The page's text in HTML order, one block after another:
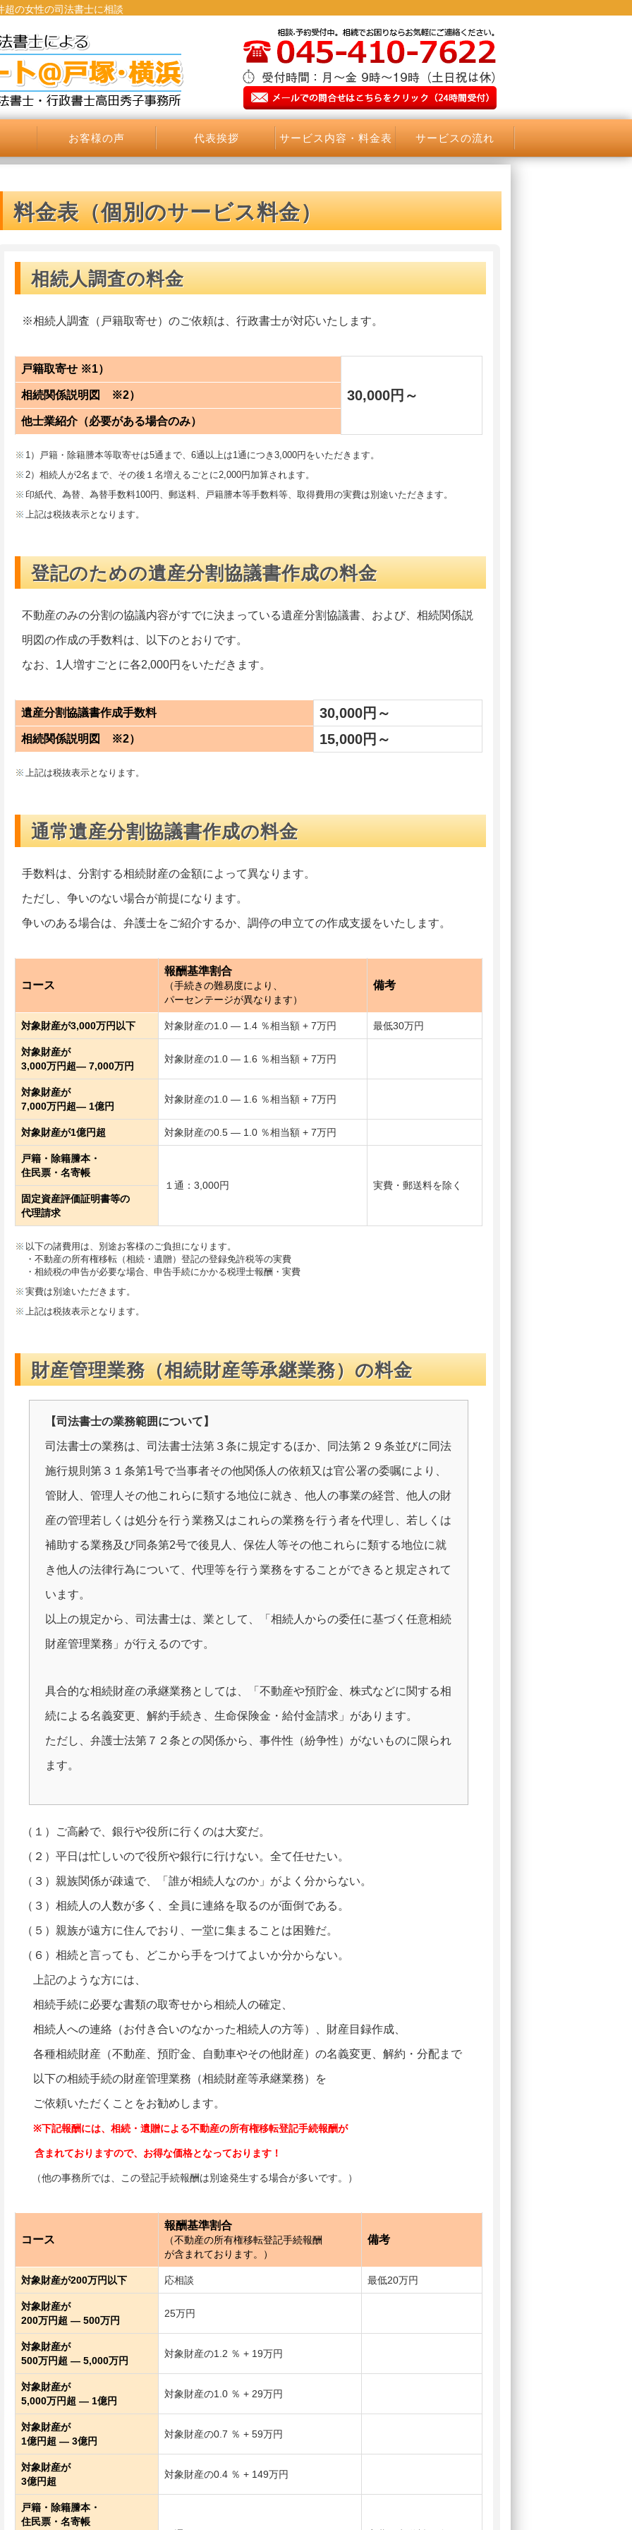
の女性の司法書士に相談
お客様の声 代表挨拶 サービス内容・料金表 サービスの流れ
料金表（個別のサービス料金）
相続人調査の料金
※相続人調査（戸籍取寄せ）のご依頼は、行政書士が対応いたします。
戸籍取寄せ ※1）
30,000円～
相続関係説明図 ※2）
他士業紹介（必要がある場合のみ）
1）戸籍・除籍謄本等取寄せは5通まで、6通以上は1通につき3,000円をいただきます。
2）相続人が2名まで、その後１名増えるごとに2,000円加算されます。
印紙代、為替、為替手数料100円、郵送料、戸籍謄本等手数料等、取得費用の実費は別途いただきます。
上記は税抜表示となります。
登記のための遺産分割協議書作成の料金
不動産のみの分割の協議内容がすでに決まっている遺産分割協議書、および、相続関係説
明図の作成の手数料は、以下のとおりです。
なお、1人増すごとに各2,000円をいただきます。
遺産分割協議書作成手数料 30,000円～
相続関係説明図 ※2） 15,000円～
上記は税抜表示となります。
通常遺産分割協議書作成の料金
手数料は、分割する相続財産の金額によって異なります。
ただし、争いのない場合が前提になります。
争いのある場合は、弁護士をご紹介するか、調停の申立ての作成支援をいたします。
コース
報酬基準割合
（手続きの難易度により、
パーセンテージが異なります）
備考
対象財産が3,000万円以下 対象財産の1.0 ― 1.4 ％相当額 + 7万円 最低30万円
対象財産が
3,000万円超― 7,000万円
対象財産の1.0 ― 1.6 ％相当額 + 7万円
対象財産が
7,000万円超― 1億円
対象財産の1.0 ― 1.6 ％相当額 + 7万円
対象財産が1億円超 対象財産の0.5 ― 1.0 ％相当額 + 7万円
戸籍・除籍謄本・
住民票・名寄帳
１通：3,000円
実費・郵送料を除く
固定資産評価証明書等の
代理請求
以下の諸費用は、別途お客様のご負担になります。
・不動産の所有権移転（相続・遺贈）登記の登録免許税等の実費
・相続税の申告が必要な場合、申告手続にかかる税理士報酬・実費
実費は別途いただきます。
上記は税抜表示となります。
財産管理業務（相続財産等承継業務）の料金
【司法書士の業務範囲について】
司法書士の業務は、司法書士法第３条に規定するほか、同法第２９条並びに同法
施行規則第３１条第1号で当事者その他関係人の依頼又は官公署の委嘱により、
管財人、管理人その他これらに類する地位に就き、他人の事業の経営、他人の財
産の管理若しくは処分を行う業務又はこれらの業務を行う者を代理し、若しくは
補助する業務及び同条第2号で後見人、保佐人等その他これらに類する地位に就
き他人の法律行為について、代理等を行う業務をすることができると規定されて
います。
以上の規定から、司法書士は、業として、「相続人からの委任に基づく任意相続
財産管理業務」が行えるのです。
具合的な相続財産の承継業務としては、「不動産や預貯金、株式などに関する相
続による名義変更、解約手続き、生命保険金・給付金請求」があります。
ただし、弁護士法第７２条との関係から、事件性（紛争性）がないものに限られ
ます。
（１）ご高齢で、銀行や役所に行くのは大変だ。
（２）平日は忙しいので役所や銀行に行けない。全て任せたい。
（３）親族関係が疎遠で、「誰が相続人なのか」がよく分からない。
（３）相続人の人数が多く、全員に連絡を取るのが面倒である。
（５）親族が遠方に住んでおり、一堂に集まることは困難だ。
（６）相続と言っても、どこから手をつけてよいか分からない。
上記のような方には、
相続手続に必要な書類の取寄せから相続人の確定、
相続人への連絡（お付き合いのなかった相続人の方等）、財産目録作成、
各種相続財産（不動産、預貯金、自動車やその他財産）の名義変更、解約・分配まで
以下の相続手続の財産管理業務（相続財産等承継業務）を
ご依頼いただくことをお勧めします。
※下記報酬には、相続・遺贈による不動産の所有権移転登記手続報酬が
含まれておりますので、お得な価格となっております！
（他の事務所では、この登記手続報酬は別途発生する場合が多いです。）
コース
報酬基準割合
（不動産の所有権移転登記手続報酬
が含まれております。）
備考
対象財産が200万円以下 応相談 最低20万円
対象財産が
200万円超 ― 500万円
25万円
対象財産が
500万円超 ― 5,000万円
対象財産の1.2 ％ + 19万円
対象財産が
5,000万円超 ― 1億円
対象財産の1.0 ％ + 29万円
対象財産が
1億円超 ― 3億円
対象財産の0.7 ％ + 59万円
対象財産が
3億円超
対象財産の0.4 ％ + 149万円
戸籍・除籍謄本・
住民票・名寄帳